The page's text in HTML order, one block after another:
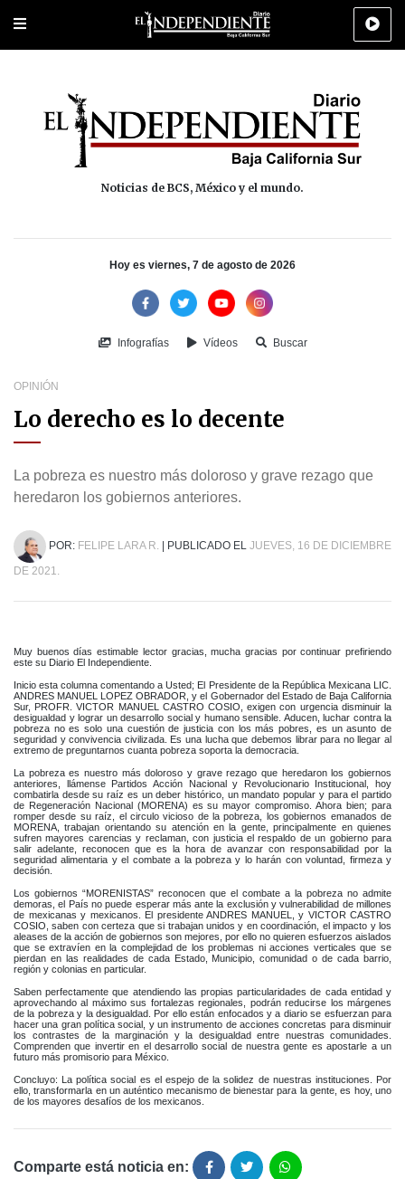
Portada Los Cabos Policiaca Deportes Cultura
Noticias de BCS, México y el mundo.
Hoy es viernes, 7 de agosto de 2026
Infografías Vídeos Buscar
OPINIÓN
Lo derecho es lo decente
La pobreza es nuestro más doloroso y grave rezago que
heredaron los gobiernos anteriores.
POR: FELIPE LARA R. | PUBLICADO EL JUEVES, 16 DE DICIEMBRE
DE 2021.
Muy buenos días estimable lector gracias, mucha gracias por continuar prefiriendo
este su Diario El Independiente.
Inicio esta columna comentando a Usted; El Presidente de la República Mexicana LIC.
ANDRES MANUEL LOPEZ OBRADOR, y el Gobernador del Estado de Baja California
Sur, PROFR. VICTOR MANUEL CASTRO COSIO, exigen con urgencia disminuir la
desigualdad y lograr un desarrollo social y humano sensible. Aducen, luchar contra la
pobreza no es solo una cuestión de justicia con los más pobres, es un asunto de
seguridad y convivencia civilizada. Es una lucha que debemos librar para no llegar al
extremo de preguntarnos cuanta pobreza soporta la democracia.
La pobreza es nuestro más doloroso y grave rezago que heredaron los gobiernos
anteriores, llámense Partidos Acción Nacional y Revolucionario Institucional, hoy
combatirla desde su raíz es un deber histórico, un mandato popular y para el partido
de Regeneración Nacional (MORENA) es su mayor compromiso. Ahora bien; para
romper desde su raíz, el circulo vicioso de la pobreza, los gobiernos emanados de
MORENA, trabajan orientando su atención en la gente, principalmente en quienes
sufren mayores carencias y reclaman, con justicia el respaldo de un gobierno para
salir adelante, reconocen que es la hora de avanzar con responsabilidad por la
seguridad alimentaria y el combate a la pobreza y lo harán con voluntad, firmeza y
decisión.
Los gobiernos “MORENISTAS” reconocen que el combate a la pobreza no admite
demoras, el País no puede esperar más ante la exclusión y vulnerabilidad de millones
de mexicanas y mexicanos. El presidente ANDRES MANUEL, y VICTOR CASTRO
COSIO, saben con certeza que si trabajan unidos y en coordinación, el impacto y los
aleases de la acción de gobiernos son mejores, por ello no quieren esfuerzos aislados
que se extravíen en la complejidad de los problemas ni acciones verticales que se
pierdan en las realidades de cada Estado, Municipio, comunidad o de cada barrio,
región y colonias en particular.
Saben perfectamente que atendiendo las propias particularidades de cada entidad y
aprovechando al máximo sus fortalezas regionales, podrán reducirse los márgenes
de la pobreza y la desigualdad. Por ello están enfocados y a diario se esfuerzan para
hacer una gran política social, y un instrumento de acciones concretas para disminuir
los contrastes de la marginación y la desigualdad entre nuestras comunidades.
Comprenden que invertir en el desarrollo social de nuestra gente es apostarle a un
futuro más promisorio para México.
Concluyo: La política social es el espejo de la solidez de nuestras instituciones. Por
ello, transformarla en un auténtico mecanismo de bienestar para la gente, es hoy, uno
de los mayores desafíos de los mexicanos.
Comparte está noticia en: